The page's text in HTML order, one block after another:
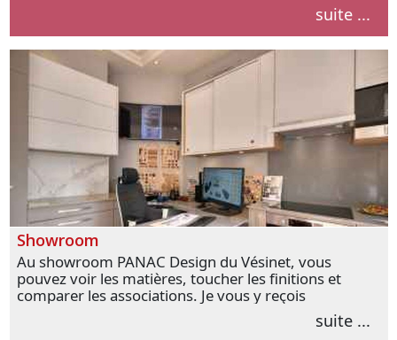
suite ...
Showroom
Au showroom PANAC Design du Vésinet, vous
pouvez voir les matières, toucher les finitions et
comparer les associations. Je vous y reçois
personnellement pour parler de votre projet et
transformer vos premières idées en choix plussuite ...